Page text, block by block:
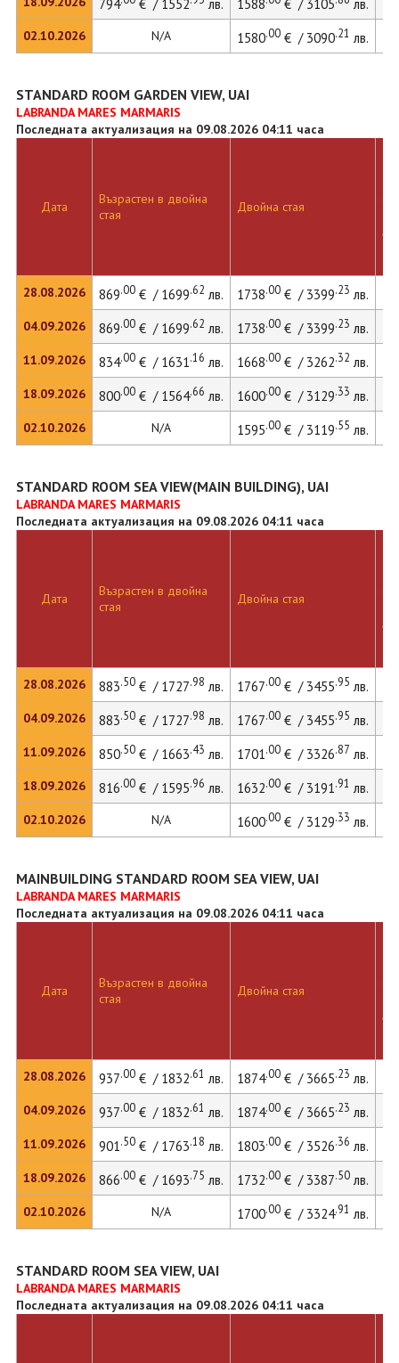
02.10.2026
794 € / 1552 лв. 1588 € / 3105 лв.
N/A 1580.00€ / 3090.21 лв.
STANDARD ROOM GARDEN VIEW, UAI
LABRANDA MARES MARMARIS
Последната актуализация на 09.08.2026 04:11 часа
Дата
28.08.2026
04.09.2026
11.09.2026
18.09.2026
02.10.2026
Възрастен в двойна
стая
Двойна стая
869.00€ / 1699.62 лв. 1738.00€ / 3399.23 лв.
869.00€ / 1699.62 лв. 1738.00€ / 3399.23 лв.
834.00€ / 1631.16 лв. 1668.00€ / 3262.32 лв.
800.00€ / 1564.66 лв. 1600.00€ / 3129.33 лв.
N/A 1595.00€ / 3119.55 лв.
STANDARD ROOM SEA VIEW(MAIN BUILDING), UAI
LABRANDA MARES MARMARIS
Последната актуализация на 09.08.2026 04:11 часа
Дата
28.08.2026
04.09.2026
11.09.2026
18.09.2026
02.10.2026
Възрастен в двойна
стая
Двойна стая
883.50€ / 1727.98 лв. 1767.00€ / 3455.95 лв.
883.50€ / 1727.98 лв. 1767.00€ / 3455.95 лв.
850.50€ / 1663.43 лв. 1701.00€ / 3326.87 лв.
816.00€ / 1595.96 лв. 1632.00€ / 3191.91 лв.
N/A 1600.00€ / 3129.33 лв.
MAINBUILDING STANDARD ROOM SEA VIEW, UAI
LABRANDA MARES MARMARIS
Последната актуализация на 09.08.2026 04:11 часа
Дата
28.08.2026
04.09.2026
11.09.2026
18.09.2026
02.10.2026
Възрастен в двойна
стая
Двойна стая
937.00€ / 1832.61 лв. 1874.00€ / 3665.23 лв.
937.00€ / 1832.61 лв. 1874.00€ / 3665.23 лв.
901.50€ / 1763.18 лв. 1803.00€ / 3526.36 лв.
866.00€ / 1693.75 лв. 1732.00€ / 3387.50лв.
N/A 1700.00€ / 3324.91 лв.
STANDARD ROOM SEA VIEW, UAI
LABRANDA MARES MARMARIS
Последната актуализация на 09.08.2026 04:11 часа